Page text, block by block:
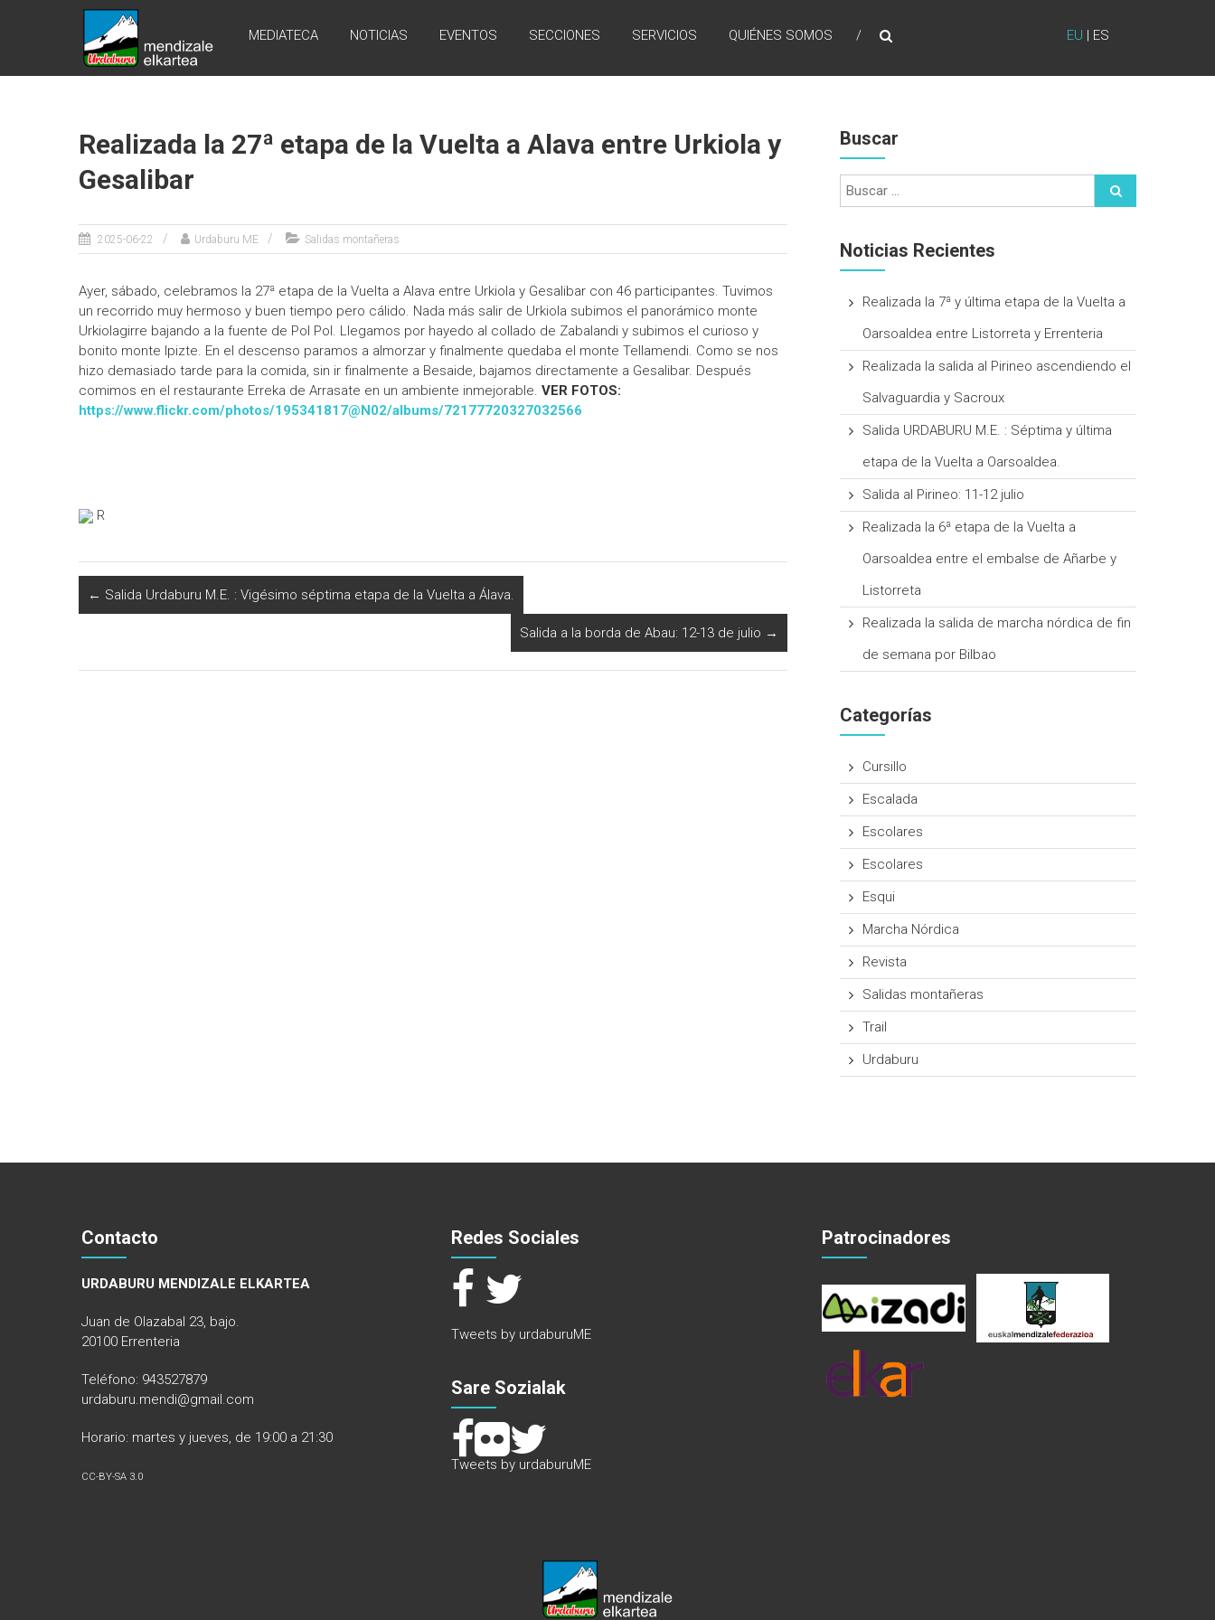
EU | ES
URDABURU
Grupo
MEDIATECA NOTICIAS EVENTOS SECCIONES SERVICIOS QUIÉNES SOMOS
Realizada la 27ª etapa de la Vuelta a Alava entre Urkiola y
Gesalibar
2025-06-22 Urdaburu ME Salidas montañeras
Ayer, sábado, celebramos la 27ª etapa de la Vuelta a Alava entre Urkiola y Gesalibar con 46 participantes. Tuvimos
un recorrido muy hermoso y buen tiempo pero cálido. Nada más salir de Urkiola subimos el panorámico monte
Urkiolagirre bajando a la fuente de Pol Pol. Llegamos por hayedo al collado de Zabalandi y subimos el curioso y
bonito monte Ipizte. En el descenso paramos a almorzar y finalmente quedaba el monte Tellamendi. Como se nos
hizo demasiado tarde para la comida, sin ir finalmente a Besaide, bajamos directamente a Gesalibar. Después
comimos en el restaurante Erreka de Arrasate en un ambiente inmejorable. VER FOTOS:
https://www.flickr.com/photos/195341817@N02/albums/72177720327032566
R
← Salida Urdaburu M.E. : Vigésimo séptima etapa de la Vuelta a Álava.
Salida a la borda de Abau: 12-13 de julio →
Buscar
Noticias Recientes
Realizada la 7ª y última etapa de la Vuelta a
Oarsoaldea entre Listorreta y Errenteria
Realizada la salida al Pirineo ascendiendo el
Salvaguardia y Sacroux
Salida URDABURU M.E. : Séptima y última
etapa de la Vuelta a Oarsoaldea.
Salida al Pirineo: 11-12 julio
Realizada la 6ª etapa de la Vuelta a
Oarsoaldea entre el embalse de Añarbe y
Listorreta
Realizada la salida de marcha nórdica de fin
de semana por Bilbao
Categorías
Cursillo
Escalada
Escolares
Escolares
Esqui
Marcha Nórdica
Revista
Salidas montañeras
Trail
Urdaburu
Contacto
URDABURU MENDIZALE ELKARTEA
Juan de Olazabal 23, bajo.
20100 Errenteria
Teléfono: 943527879
urdaburu.mendi@gmail.com
Horario: martes y jueves, de 19:00 a 21:30
CC-BY-SA 3.0
Redes Sociales
Tweets by urdaburuME
Sare Sozialak
Tweets by urdaburuME
Patrocinadores